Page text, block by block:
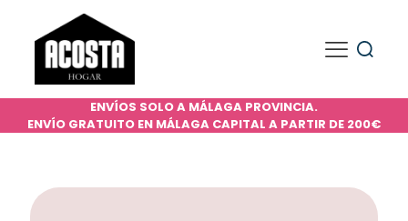
ENVÍOS SOLO A MÁLAGA PROVINCIA.
ENVÍO GRATUITO EN MÁLAGA CAPITAL A PARTIR DE 200€